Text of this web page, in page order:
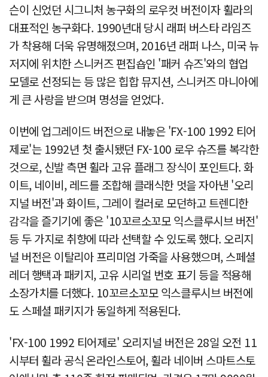
슨이 신었던 시그니처 농구화의 로우컷 버전이자 휠라의
대표적인 농구화다. 1990년대 당시 래퍼 버스타 라임즈
가 착용해 더욱 유명해졌으며, 2016년 래퍼 나스, 미국 뉴
저지에 위치한 스니커즈 편집숍인 '패커 슈즈'와의 협업
모델로 선정되는 등 많은 힙합 뮤지션, 스니커즈 마니아에
게 큰 사랑을 받으며 명성을 얻었다.
이번에 업그레이드 버전으로 내놓은 'FX-100 1992 티어
제로'는 1992년 첫 출시됐던 FX-100 로우 슈즈를 복각한
것으로, 신발 측면 휠라 고유 플래그 장식이 포인트다. 화
이트, 네이비, 레드를 조합해 클래식한 멋을 자아낸 '오리
지널 버전'과 화이트, 그레이 컬러로 모던하고 트렌디한
감각을 즐기기에 좋은 '10꼬르소꼬모 익스클루시브 버전'
등 두 가지로 취향에 따라 선택할 수 있도록 했다. 오리지
널 버전은 이탈리아 프리미엄 가죽을 사용했으며, 스페셜
레더 행택과 패키지, 고유 시리얼 번호 표기 등을 적용해
소장가치를 더했다. 10꼬르소꼬모 익스클루시브 버전에
도 스페셜 패키지가 동일하게 적용된다.
'FX-100 1992 티어제로' 오리지널 버전은 28일 오전 11
시부터 휠라 공식 온라인스토어, 휠라 네이버 스마트스토